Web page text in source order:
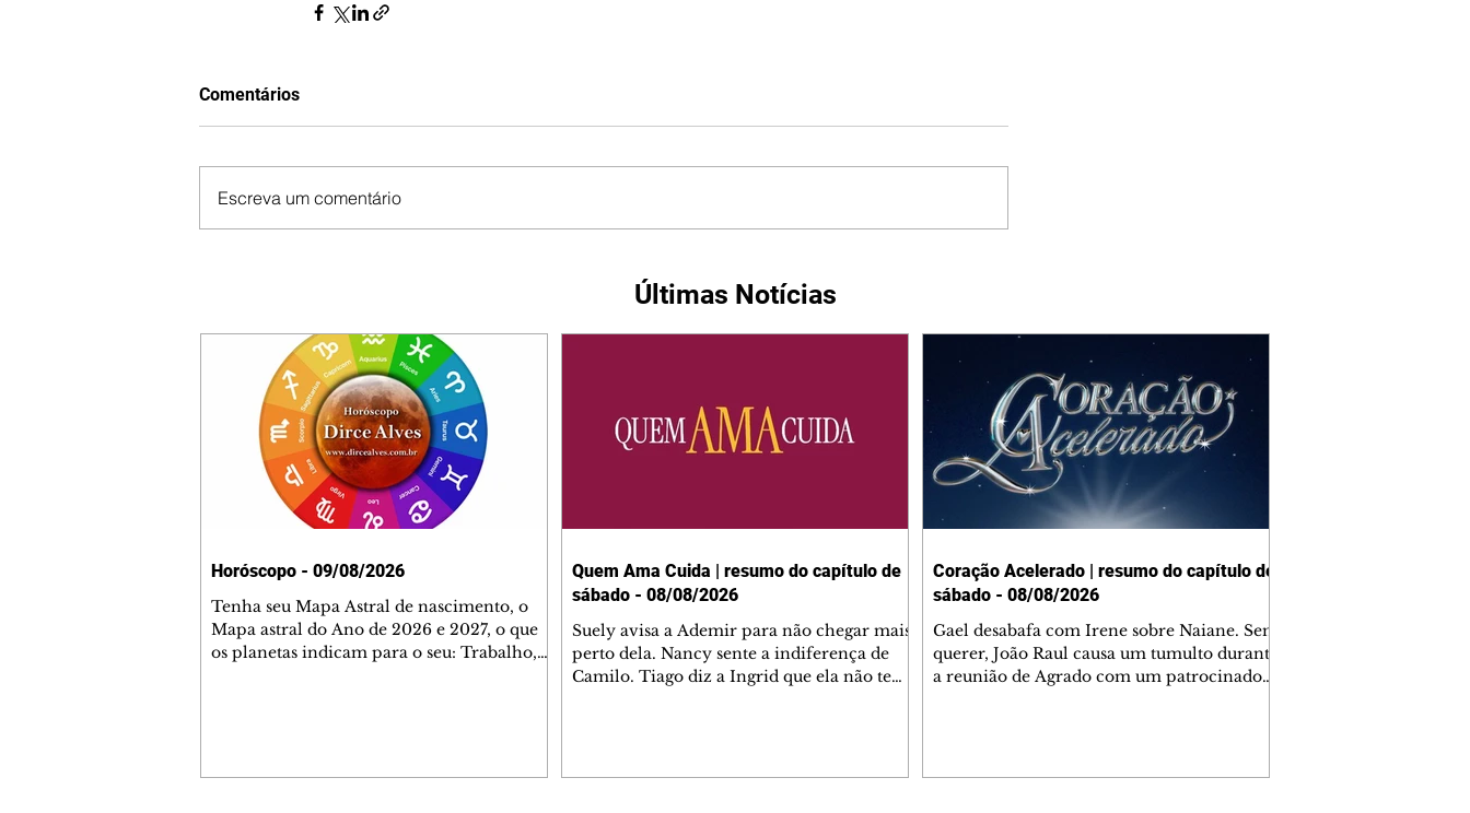
Comentários
Escreva um comentário
Últimas Notícias
Horóscopo - 09/08/2026
Tenha seu Mapa Astral de nascimento, o
Mapa astral do Ano de 2026 e 2027, o que
os planetas indicam para o seu: Trabalho,
Quem Ama Cuida | resumo do capítulo de
sábado - 08/08/2026
Suely avisa a Ademir para não chegar mais
perto dela. Nancy sente a indiferença de
Camilo. Tiago diz a Ingrid que ela não tem
Coração Acelerado | resumo do capítulo de
sábado - 08/08/2026
Gael desabafa com Irene sobre Naiane. Sem
querer, João Raul causa um tumulto durante
a reunião de Agrado com um patrocinador.